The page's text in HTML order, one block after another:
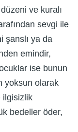
ve kuralı
sevgi ile
şanslı ya da
emindir,
ise bunun
yoksun olarak
ilgisizlik
bedeller öder,